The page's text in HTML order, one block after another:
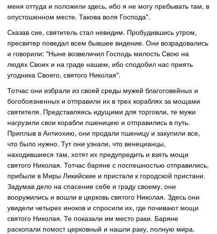
меня оттуда и положили здесь, ибо я не могу пребывать там, в
опустошенном месте. Такова воля Господа".
Сказав сие, святитель стал невидим. Пробудившись утром,
пресвитер поведал всем бывшее видение. Они возрадовались
и говорили: "Ныне возвеличил Господь милость Свою на
людях Своих и на граде нашем, ибо сподобил нас приять
угодника Своего, святого Николая".
Тотчас они избрали из своей среды мужей благоговейных и
богобоязненных и отправили их в трех кораблях за мощами
святителя. Представляясь идущими для торговли, те мужи
нагрузили свои корабли пшеницею и отправились в путь.
Приплыв в Антиохию, они продали пшеницу и закупили все,
что было нужно. Тут они узнали, что венецианцы,
находившиеся там, хотят их предупредить и взять мощи
святого Николая. Тотчас баряне с поспешностью отправились,
прибыли в Миры Ликийские и пристали к городской пристани.
Задумав дело на спасение себе и граду своему, они
вооружились и вошли в церковь святого Николая. Здесь они
увидели четырех иноков и спросили их, где почивают мощи
святого Николая. Те показали им место раки. Баряне
раскопали помост церковный и нашли раку, полную мира.